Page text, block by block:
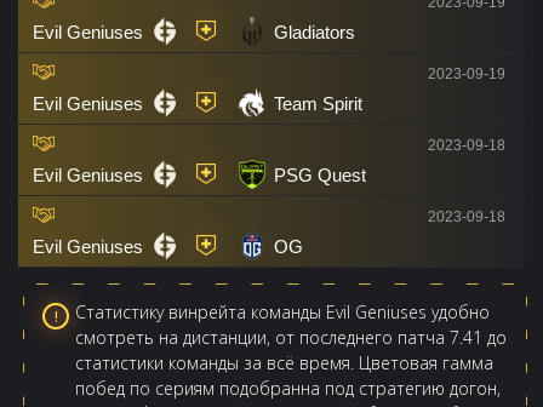
Evil Geniuses Gladiators
Evil Geniuses Team Spirit
2023-09-19
Evil Geniuses PSG Quest
2023-09-18
Evil Geniuses OG
2023-09-18
Статистику винрейта команды Evil Geniuses удобно
смотреть на дистанции, от последнего патча 7.41 до
статистики команды за всё время. Цветовая гамма
побед по сериям подобранна под стратегию догон,